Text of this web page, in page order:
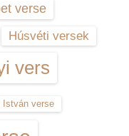
verse
Húsvéti versek
vers
István verse